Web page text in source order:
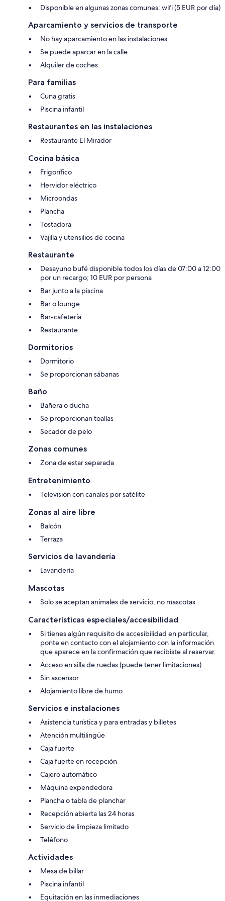
Disponible en algunas zonas comunes: wifi (5 EUR por día)
Aparcamiento y servicios de transporte
No hay aparcamiento en las instalaciones
Se puede aparcar en la calle.
Alquiler de coches
Para familias
Cuna gratis
Piscina infantil
Restaurantes en las instalaciones
Restaurante El Mirador
Cocina básica
Frigorífico
Hervidor eléctrico
Microondas
Plancha
Tostadora
Vajilla y utensilios de cocina
Restaurante
Desayuno bufé disponible todos los días de 07:00 a 12:00
por un recargo; 10 EUR por persona
Bar junto a la piscina
Bar o lounge
Bar-cafetería
Restaurante
Dormitorios
Dormitorio
Se proporcionan sábanas
Baño
Bañera o ducha
Se proporcionan toallas
Secador de pelo
Zonas comunes
Zona de estar separada
Entretenimiento
Televisión con canales por satélite
Zonas al aire libre
Balcón
Terraza
Servicios de lavandería
Lavandería
Mascotas
Solo se aceptan animales de servicio, no mascotas
Características especiales/accesibilidad
Si tienes algún requisito de accesibilidad en particular,
ponte en contacto con el alojamiento con la información
que aparece en la confirmación que recibiste al reservar.
Acceso en silla de ruedas (puede tener limitaciones)
Sin ascensor
Alojamiento libre de humo
Servicios e instalaciones
Asistencia turística y para entradas y billetes
Atención multilingüe
Caja fuerte
Caja fuerte en recepción
Cajero automático
Máquina expendedora
Plancha o tabla de planchar
Recepción abierta las 24 horas
Servicio de limpieza limitado
Teléfono
Actividades
Mesa de billar
Piscina infantil
Equitación en las inmediaciones